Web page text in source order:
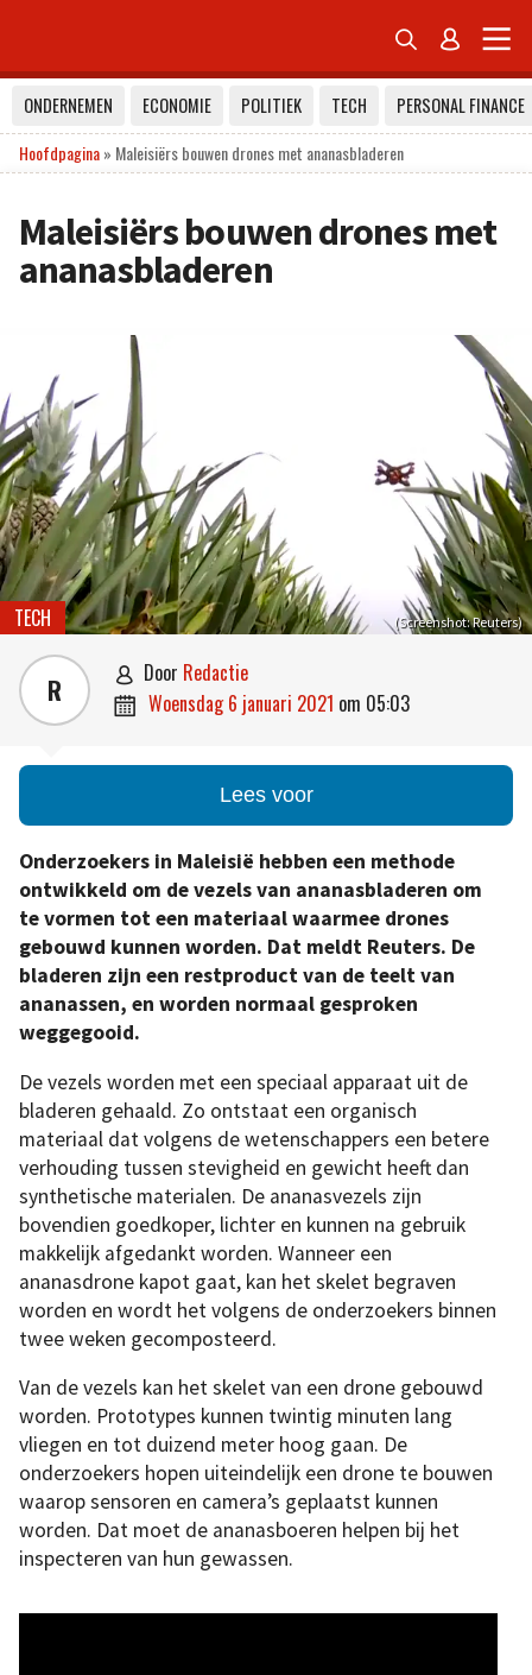
 
ONDERNEMEN ECONOMIE POLITIEK TECH
PERSONAL FINANCE
Hoofdpagina» Maleisiërs bouwen drones met ananasbladeren
Maleisiërs bouwen drones met
ananasbladeren
(Screenshot: Reuters)
TECH
R  door Redactie
 woensdag 6 januari 2021 om 05:03
Lees voor
Onderzoekers in Maleisië hebben een methode
ontwikkeld om de vezels van ananasbladeren om
te vormen tot een materiaal waarmee drones
gebouwd kunnen worden. Dat meldt Reuters. De
bladeren zijn een restproduct van de teelt van
ananassen, en worden normaal gesproken
weggegooid.
De vezels worden met een speciaal apparaat uit de
bladeren gehaald. Zo ontstaat een organisch
materiaal dat volgens de wetenschappers een betere
verhouding tussen stevigheid en gewicht heeft dan
synthetische materialen. De ananasvezels zijn
bovendien goedkoper, lichter en kunnen na gebruik
makkelijk afgedankt worden. Wanneer een
ananasdrone kapot gaat, kan het skelet begraven
worden en wordt het volgens de onderzoekers binnen
twee weken gecomposteerd.
Van de vezels kan het skelet van een drone gebouwd
worden. Prototypes kunnen twintig minuten lang
vliegen en tot duizend meter hoog gaan. De
onderzoekers hopen uiteindelijk een drone te bouwen
waarop sensoren en camera’s geplaatst kunnen
worden. Dat moet de ananasboeren helpen bij het
inspecteren van hun gewassen.